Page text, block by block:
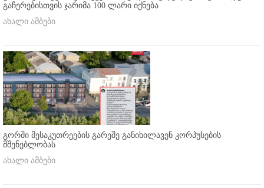
გაჩერებისთვის ჯარიმა 100 ლარი იქნება
ახალი ამბები
გორში მესაკუთრეების გარეშე განიხილავენ კორპუსების
მშენებლობას
ახალი ამბები